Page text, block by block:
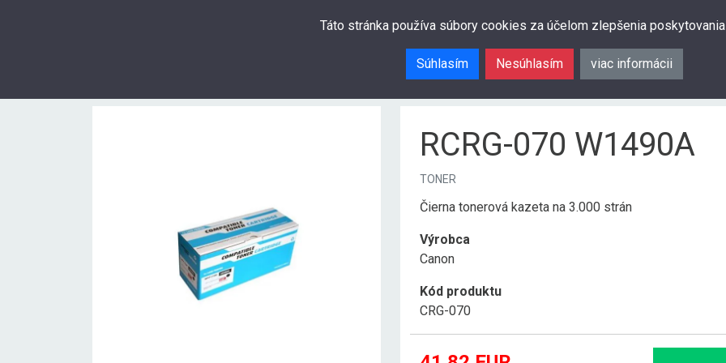
Táto stránka používa súbory cookies za účelom zlepšenia
Súhlasím Nesúhlasím viac informácii
RCRG-070 W1490A
TONER
Čierna tonerová kazeta na 3.000 strán
Výrobca
Canon
Kód produktu
CRG-070